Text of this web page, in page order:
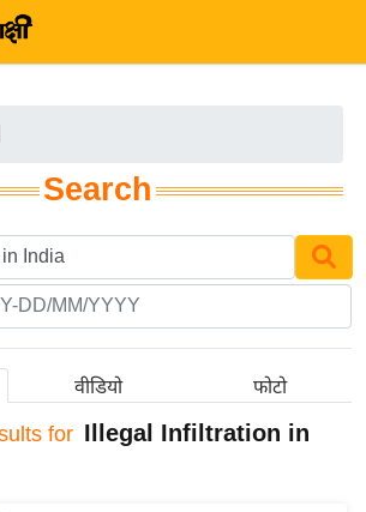
Search
वीडियो फोटो
for Illegal Infiltration in